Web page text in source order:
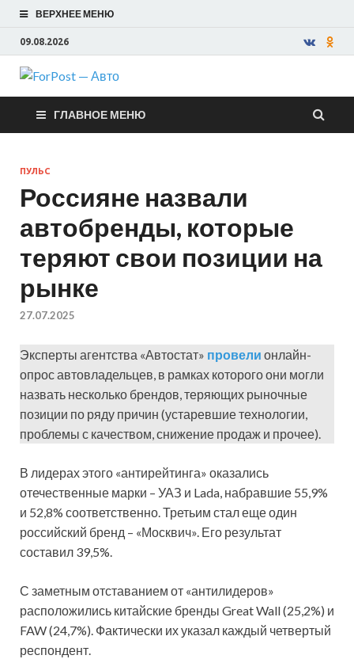
ВЕРХНЕЕ МЕНЮ
09.08.2026
ForPost —
Авто
ГЛАВНОЕ МЕНЮ
ПУЛЬС
Россияне назвали
автобренды, которые
теряют свои позиции на
рынке
27.07.2025
Эксперты агентства «Автостат» провели онлайн-
опрос автовладельцев, в рамках которого они могли
назвать несколько брендов, теряющих рыночные
позиции по ряду причин (устаревшие технологии,
проблемы с качеством, снижение продаж и прочее).
В лидерах этого «антирейтинга» оказались
отечественные марки – УАЗ и Lada, набравшие 55,9%
и 52,8% соответственно. Третьим стал еще один
российский бренд – «Москвич». Его результат
составил 39,5%.
С заметным отставанием от «антилидеров»
расположились китайские бренды Great Wall (25,2%) и
FAW (24,7%). Фактически их указал каждый четвертый
респондент.